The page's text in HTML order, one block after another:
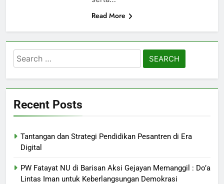
Read More
Search
for:
Recent Posts
Tantangan dan Strategi Pendidikan Pesantren di Era
Digital
PW Fatayat NU di Barisan Aksi Gejayan Memanggil : Do’a
Lintas Iman untuk Keberlangsungan Demokrasi